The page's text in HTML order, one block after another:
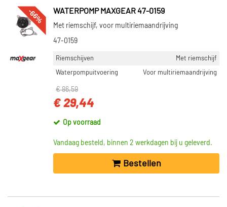
Nissens (82)
SKF (683)
CATEGORIEËN
Hulpwaterpomp (1867)
Watercirculatiepomp (468)
Waterpomp, aandrijfaccu (220)
-66% WATERPOMP MAXGEAR 47-0159
Met riemschijf, voor multiriemaandrijving
47-0159
Riemschijven
Met riemschijf
Waterpompuitvoering
Voor multiriemaandrijving
€ 86,59
€ 29,44
Op voorraad
Vandaag besteld, binnen 2 werkdagen bij u geleverd.
Bestellen